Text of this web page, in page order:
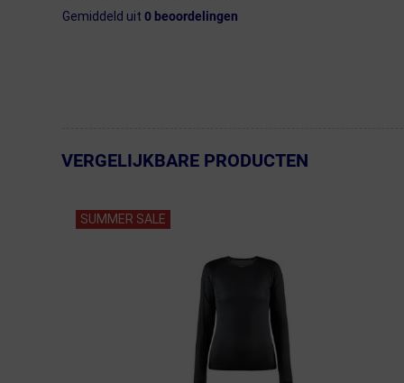
Gemiddeld uit 0beoordelingen
← Terug naar productnavigatie
VERGELIJKBARE PRODUCTEN
SUMMER SALE